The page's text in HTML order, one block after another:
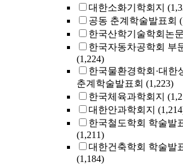
대한소화기학회지
공동 춘계학술발표회
한국산학기술학회논문
한국자동차공학회 부
(1,224)
한국물환경학회·대한
춘계학술발표회 (1,223)
한국체육과학회지
대한안과학회지
한국철도학회 학술발
(1,211)
대한건축학회 학술발
(1,184)